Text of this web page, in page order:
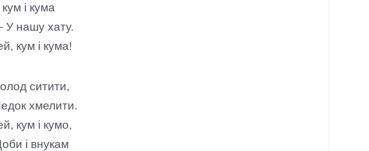
і кума
нашу хату.
кум і кума!
ситити,
хмелити.
кум і кумо,
і внукам